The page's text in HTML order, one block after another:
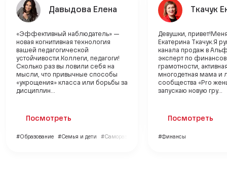
Давыдова Елена
«Эффективный наблюдатель» —
новая когнитивная технология
вашей педагогической
устойчивости.Коллеги, педагоги!
Сколько раз вы ловили себя на
мысли, что привычные способы
«укрощения» класса или борьбы за
дисциплин...
Посмотреть
#Образование #Семья и дети #Саморазвитие
Ткачук
Девушки, привет!Меня
Екатерина Ткачук.Я
канала продаж в
эксперт по
грамотности,
многодетная мама и
сообщества «Pro
запускаю новую гру...
Посмотреть
#Финансы